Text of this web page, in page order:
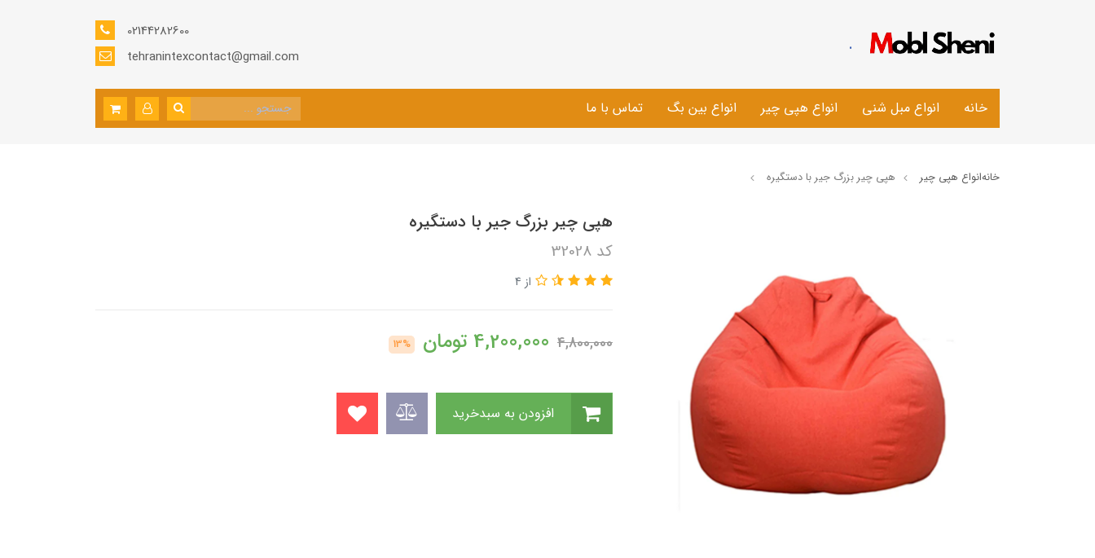
.
02144282600
tehranintexcontact@gmail.com
خانه انواع مبل شنی انواع هپی چیر انواع بین بگ تماس با ما
خانهانواع هپی چیر ​هپی چیر بزرگ جیر با دستگیره
​هپی چیر بزرگ جیر با دستگیره
کد 32028
از 4
4,800,000
4,200,000 تومان 13%